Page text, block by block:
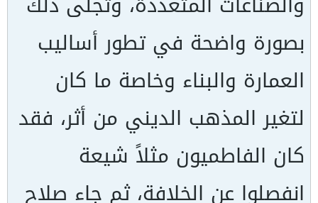
بصورة واضحة في تطور أساليب
العمارة والبناء وخاصة ما كان
لتغير المذهب الديني من أثر، فقد
كان الفاطميون مثلاً شيعة
انفصلوا عن الخلافة، ثم جاء صلاح